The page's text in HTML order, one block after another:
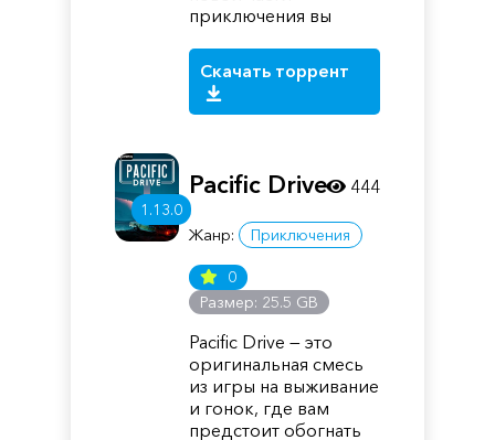
приключения вы
Скачать торрент
1.13.0
Pacific Drive
Жанр: Приключения
0
Размер: 25.5 GB
Pacific Drive — это
оригинальная смесь
из игры на выживание
и гонок, где вам
предстоит обогнать
444